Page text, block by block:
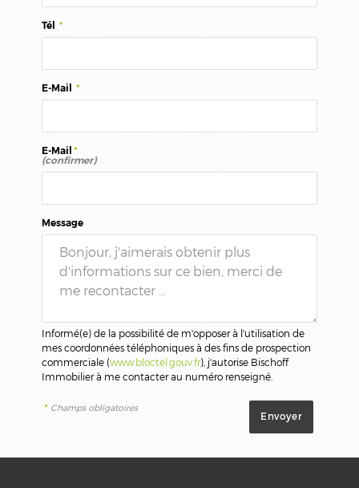
Tél *
E-Mail *
E-Mail *
(confirmer)
Message
Informé(e) de la possibilité de m'opposer à l'utilisation de
mes coordonnées téléphoniques à des fins de prospection
commerciale (www.bloctel.gouv.fr), j'autorise Bischoff
Immobilier à me contacter au numéro renseigné.
* Champs obligatoires